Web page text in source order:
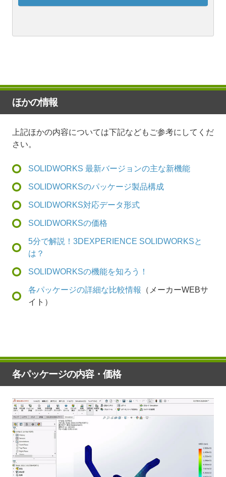
ほかの情報
上記ほかの内容については下記などもご参考にしてくだ
さい。
SOLIDWORKS 最新バージョンの主な新機能
SOLIDWORKSのパッケージ製品構成
SOLIDWORKS対応データ形式
SOLIDWORKSの価格
5分で解説！3DEXPERIENCE SOLIDWORKSと
は？
SOLIDWORKSの機能を知ろう！
各パッケージの詳細な比較情報
（メーカーWEBサ
イト）
各パッケージの内容・価格